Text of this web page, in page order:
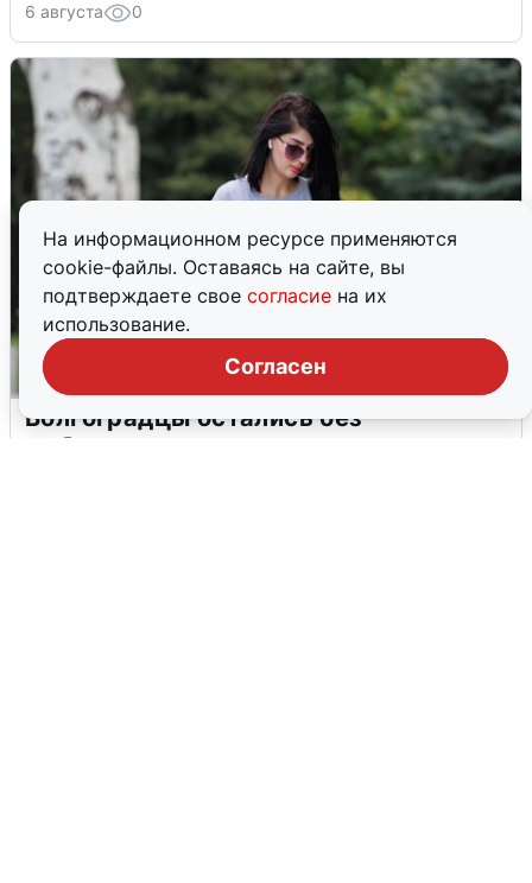
На информационном ресурсе применяются
cookie-файлы. Оставаясь на сайте, вы
подтверждаете свое согласие на их
использование.
Согласен
6 августа 0
Волгоградцы остались без
мобильного интернета